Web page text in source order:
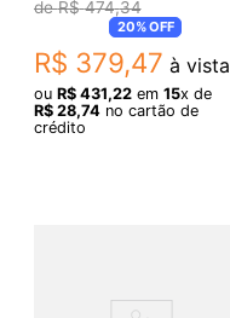
Pente
R$ 474,34
20%OFF
R$ 379,47 à vista
ou R$ 431,22em 15x de
R$ 28,74no cartão de
crédito